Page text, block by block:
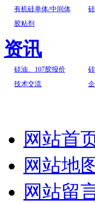
有机硅单体/中间体
胶粘剂
资讯
硅油、107胶报价
技术交流
网站首
网站地
网站留